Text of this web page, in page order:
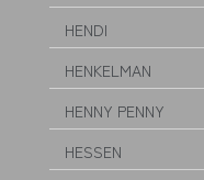
HENDI
HENKELMAN
HENNY PENNY
HESSEN